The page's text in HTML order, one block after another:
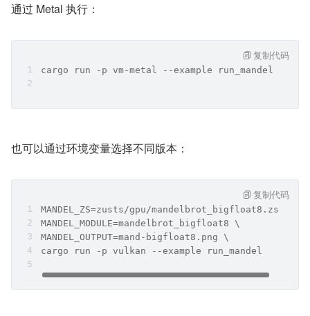
通过 Metal 执行：
cargo run -p vm-metal --example run_mandel
复制代码
也可以通过环境变量选择不同版本：
MANDEL_ZS=zusts/gpu/mandelbrot_bigfloat8.zs \
MANDEL_MODULE=mandelbrot_bigfloat8 \
MANDEL_OUTPUT=mand-bigfloat8.png \
cargo run -p vulkan --example run_mandel
复制代码